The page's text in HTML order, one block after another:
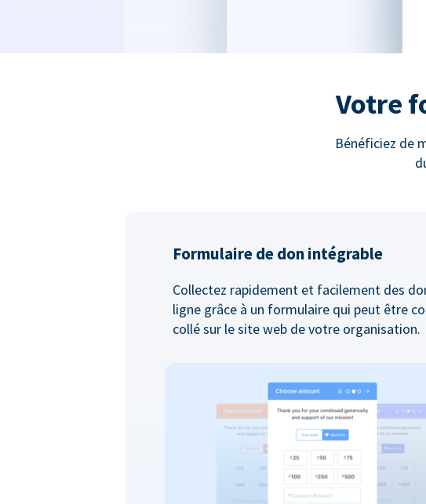
Votre
Bénéficiez de
Formulaire de don intégrable
Collectez rapidement et facilement des
ligne grâce à un formulaire qui peut être
collé sur le site web de votre organisation.